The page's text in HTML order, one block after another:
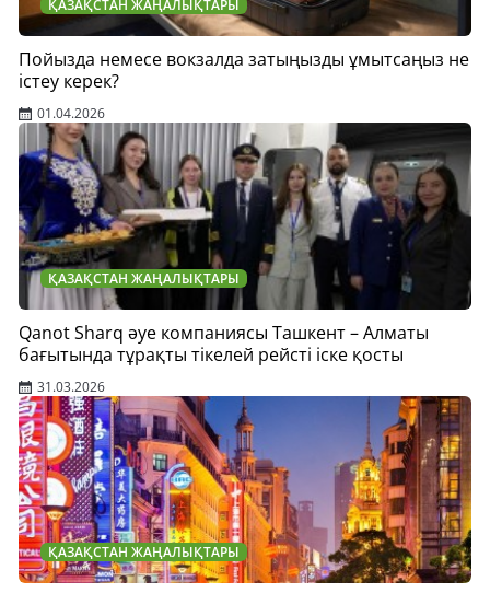
ҚАЗАҚСТАН ЖАҢАЛЫҚТАРЫ
Пойызда немесе вокзалда затыңызды ұмытсаңыз не
істеу керек?
01.04.2026
ҚАЗАҚСТАН ЖАҢАЛЫҚТАРЫ
Qanot Sharq әуе компаниясы Ташкент – Алматы
бағытында тұрақты тікелей рейсті іске қосты
31.03.2026
ҚАЗАҚСТАН ЖАҢАЛЫҚТАРЫ